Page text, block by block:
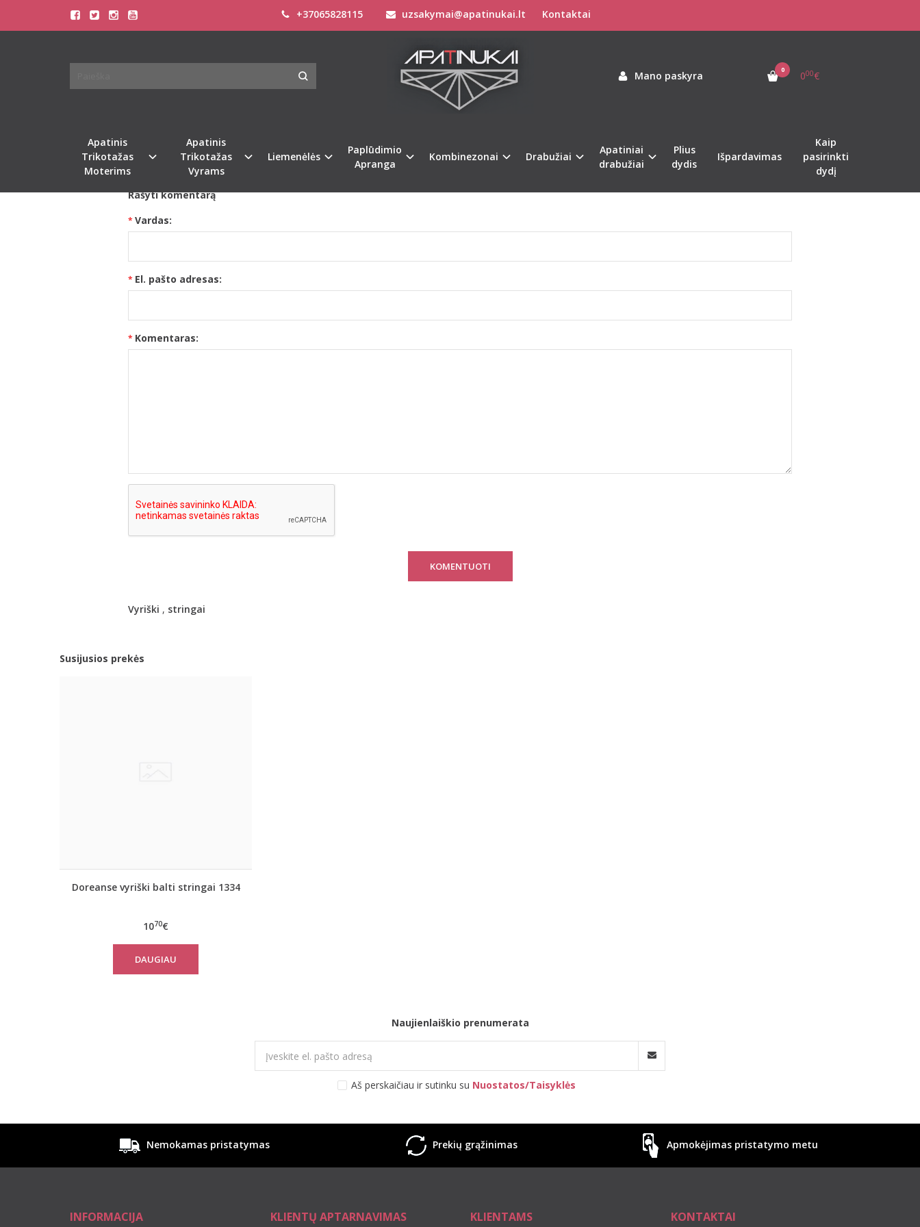
+37065828115 uzsakymai@apatinukai.lt Kontaktai
Mano paskyra 0 000€
Apatinis
Trikotažas
Moterims
Apatinis
Trikotažas
Vyrams
Liemenėlės
Paplūdimio
Apranga
Kombinezonai Drabužiai
Apatiniai
drabužiai
Plius
dydis
Išpardavimas
Kaip
pasirinkti
dydį
VYRIŠKI STRINGAI
Vyriški stringai. Lietuvoje tai tabu, bet kogero tik Lietuvoje, vyriški stringai jau senai tapo dar veina apatinio trikotažo rūšimi kaip ir jockstrapai. Vyriški
stringai tai tos pačios kelanitės tik nugaroje palikta medžiagos juostelė, kuri visiškai atidengia sėdmenis.
Rašyti komentarą
Vardas:
El. pašto adresas:
Komentaras:
KOMENTUOTI
Vyriški , stringai
Susijusios prekės
Doreanse vyriški balti stringai 1334
1070€
DAUGIAU
Naujienlaiškio prenumerata
Aš perskaičiau ir sutinku su Nuostatos/Taisyklės
Nemokamas pristatymas Prekių grąžinimas Apmokėjimas pristatymo metu
INFORMACIJA KLIENTŲ APTARNAVIMAS KLIENTAMS KONTAKTAI